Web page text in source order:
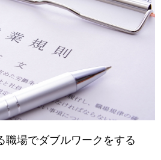
職場でダブルワークをする